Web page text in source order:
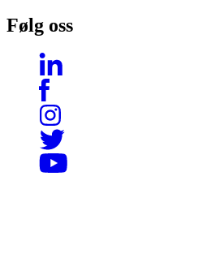
Følg oss